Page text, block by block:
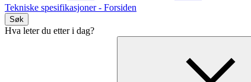
Tekniske spesifikasjoner- Forsiden
Søk
Hva leter du etter i dag?